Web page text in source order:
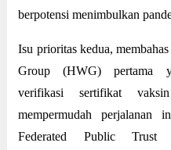
berpotensi menimbulkan
Isu prioritas kedua,
Group (HWG) pertama
verifikasi sertifikat
mempermudah perjalanan
Federated Public Trust